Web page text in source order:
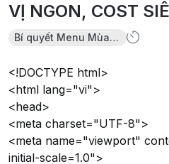
VỊ NGON, COST
Bí quyết Menu Mùa Hè
<!DOCTYPE html>
<html lang="vi">
<head>
<meta charset="UTF-8">
<meta name="viewport"
initial-scale=1.0">